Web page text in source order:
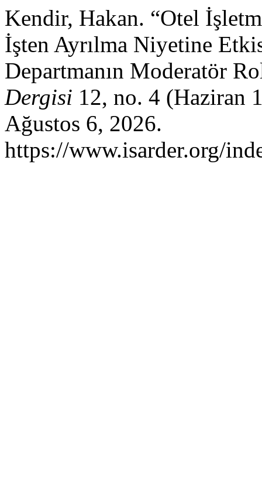
Kendir, Hakan. “Otel
İşten Ayrılma Niyetine
Departmanın Moderatör
Dergisi 12, no. 4 (Haziran
Ağustos 6, 2026.
https://www.isarder.org/